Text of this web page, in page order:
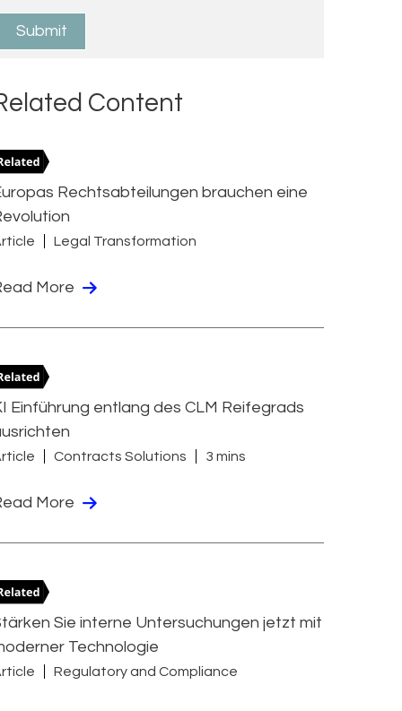
Content
Rechtsabteilungen brauchen eine
Legal Transformation
More
Einführung entlang des CLM Reifegrads
Contracts Solutions 3 mins
More
Sie interne Untersuchungen jetzt mit
Technologie
Regulatory and Compliance